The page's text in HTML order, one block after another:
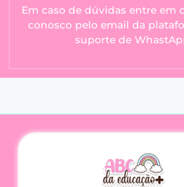
Em caso de dúvidas entre em
conosco pelo email da
suporte de